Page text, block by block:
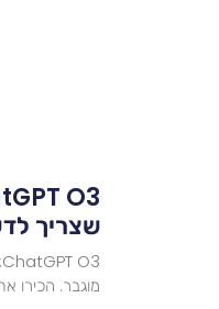
שצריך
מוגבר. הכירו